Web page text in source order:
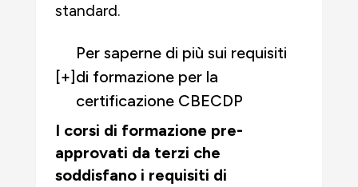
standard.
[+]
Per saperne di più sui requisiti
di formazione per la
certificazione CBECDP
I corsi di formazione pre-
approvati da terzi che
soddisfano i requisiti di